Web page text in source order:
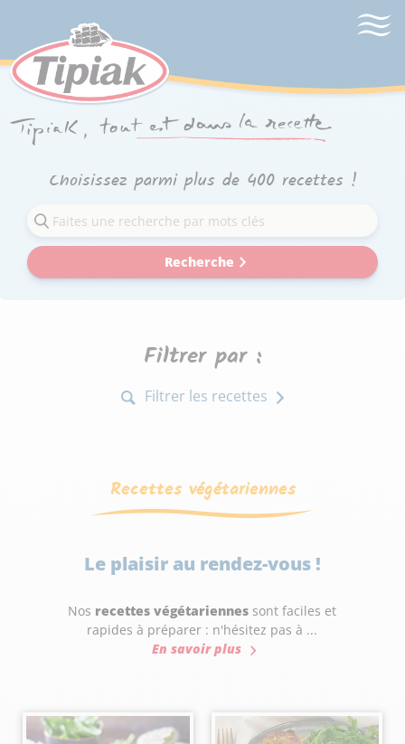
Choisissez parmi plus de 400 recettes !
Recherche
Filtrer par :
Filtrer les recettes
Recettes végétariennes
Le plaisir au rendez-vous !
Nos recettes végétariennes sont faciles et
rapides à préparer : n'hésitez pas à ...
En savoir plus